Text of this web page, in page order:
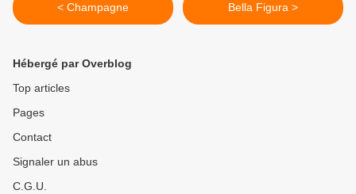
< Champagne Bella Figura >
Hébergé par Overblog
Top articles
Pages
Contact
Signaler un abus
C.G.U.